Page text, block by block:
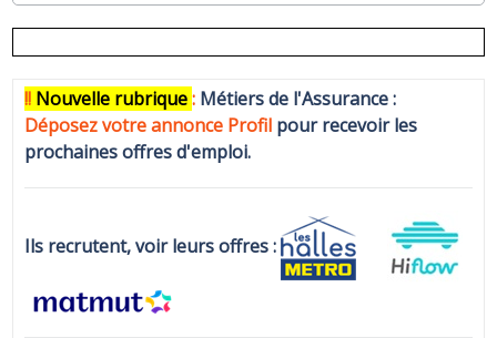
!! Nouvelle rubrique: Métiers de l'Assurance :
Déposez votre annonce Profil pour recevoir les
prochaines offres d'emploi.
Ils recrutent, voir leurs offres :